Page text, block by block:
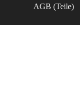
AGB (Teile)